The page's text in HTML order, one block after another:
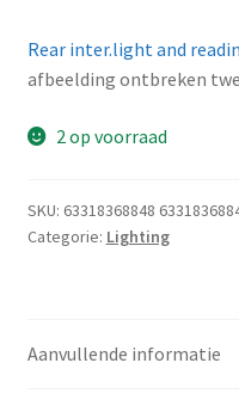
Rear inter.light and
afbeelding ontbreken
2 op voorraad
SKU: 63318368848
Categorie: Lighting
Aanvullende informatie